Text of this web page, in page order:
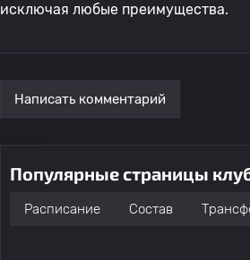
исключая любые преимущества.
Написать комментарий
Популярные страницы
Расписание Состав